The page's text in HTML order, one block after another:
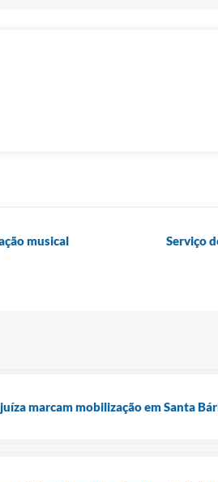
musical
Serviço
marcam mobilização em Santa